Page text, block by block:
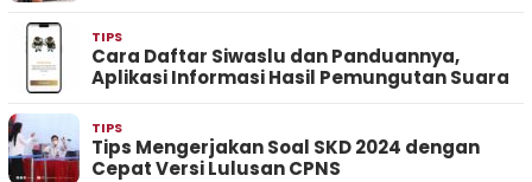
TIPS
Cara Daftar Siwaslu dan Panduannya,
Aplikasi Informasi Hasil Pemungutan Suara
TIPS
Tips Mengerjakan Soal SKD 2024 dengan
Cepat Versi Lulusan CPNS